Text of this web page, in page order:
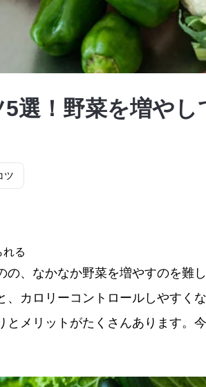
選！野菜を増やし
ツ
れる
、なかなか野菜を増やすのを難
カロリーコントロールしやすく
メリットがたくさんあります。